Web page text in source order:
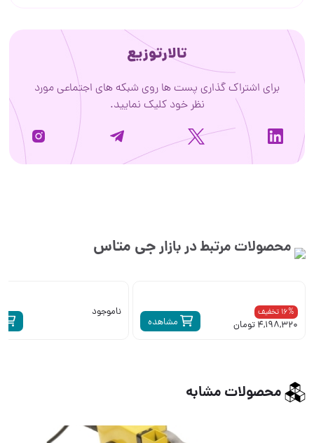
تالارتوزیع
برای اشتراک گذاری پست ها روی شبکه های اجتماعی مورد
نظر خود کلیک نمایید.
محصولات مرتبط در بازارجی متاس
مشاهده
16% تخفیف
4,198,320 تومان
ناموجود
محصولات مشابه